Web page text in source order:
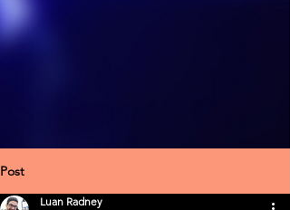
Post
Luan Radney